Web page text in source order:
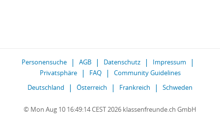
Personensuche AGB Datenschutz
Impressum
Privatsphäre
FAQ
Community Guidelines
Deutschland
Österreich Frankreich Schweden
© Mon Aug 10 16:49:14 CEST 2026 klassenfreunde.ch GmbH